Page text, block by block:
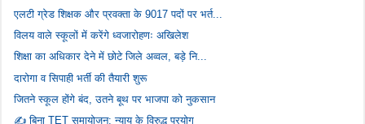
एलटी ग्रेड शिक्षक और प्रवक्ता के 9017 पदों पर भर्त...
विलय वाले स्कूलों में करेंगे ध्वजारोहणः अखिलेश
शिक्षा का अधिकार देने में छोटे जिले अव्वल, बड़े नि...
दारोगा व सिपाही भर्ती की तैयारी शुरू
जितने स्कूल होंगे बंद, उतने बूथ पर भाजपा को नुकसान
✍️ बिना TET समायोजन: न्याय के विरुद्ध प्रयोग